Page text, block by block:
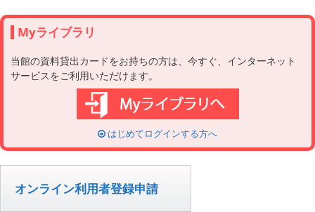
Myライブラリ
当館の資料貸出カードをお持ちの方は、今すぐ、インターネット
サービスをご利用いただけます。
はじめてログインする方へ
オンライン利用者登録申請